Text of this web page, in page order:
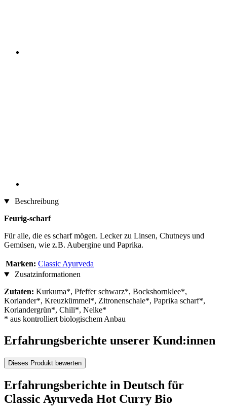
Beschreibung
Feurig-scharf
Für alle, die es scharf mögen. Lecker zu Linsen, Chutneys und
Gemüsen, wie z.B. Aubergine und Paprika.
Marken: Classic Ayurveda
Zusatzinformationen
Zutaten: Kurkuma*, Pfeffer schwarz*, Bockshornklee*,
Koriander*, Kreuzkümmel*, Zitronenschale*, Paprika scharf*,
Koriandergrün*, Chili*, Nelke*
* aus kontrolliert biologischem Anbau
Erfahrungsberichte unserer Kund:innen
Dieses Produkt bewerten
Erfahrungsberichte in Deutsch für
Classic Ayurveda Hot Curry Bio